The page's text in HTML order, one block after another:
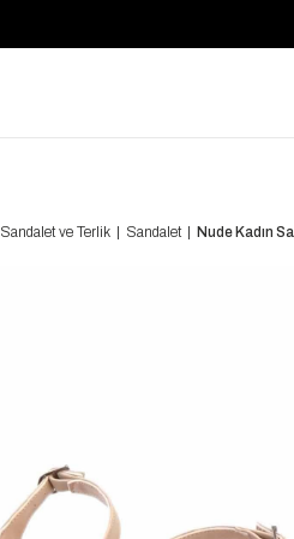
Sandalet ve Terlik Sandalet Nude Kadın